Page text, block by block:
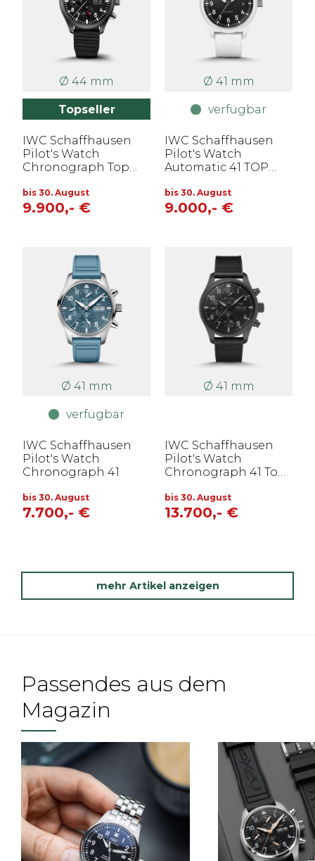
Ø 44 mm
Topseller
IWC Schaffhausen
Pilot's Watch
Chronograph Top
bis 30. August
9.900,- €
Ø 41 mm
verfügbar
IWC Schaffhausen
Pilot's Watch
Automatic 41 TOP
bis 30. August
9.000,- €
Ø 41 mm
verfügbar
IWC Schaffhausen
Pilot's Watch
Chronograph 41
bis 30. August
7.700,- €
Ø 41 mm
IWC Schaffhausen
Pilot's Watch
Chronograph 41 Top
bis 30. August
13.700,- €
mehr Artikel anzeigen
Passendes aus dem
Magazin